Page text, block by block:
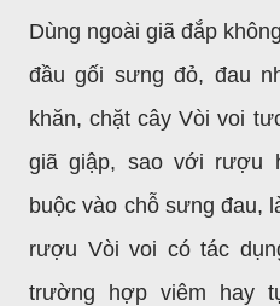
Dùng ngoài giã đắp
đầu gối sưng đỏ, đau
khăn, chặt cây Vòi voi
giã giập, sao với rượu
buộc vào chỗ sưng đau,
rượu Vòi voi có tác
trường hợp viêm hay